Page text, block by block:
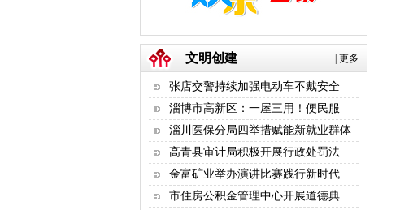
更多
文明创建
张店交警持续加强电动车不戴安全
淄博市高新区：一屋三用！便民服
淄川医保分局四举措赋能新就业群体
高青县审计局积极开展行政处罚法
金富矿业举办演讲比赛践行新时代
市住房公积金管理中心开展道德典